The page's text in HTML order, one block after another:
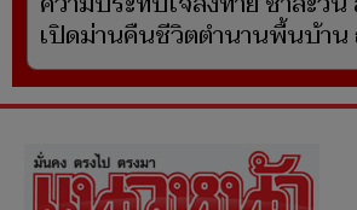
เปิดม่านคืนชีวิตตำนานพื้นบ้า